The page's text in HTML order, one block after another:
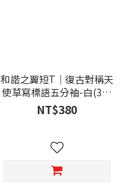
和諧之翼短T｜復古對稱天
使草寫標語五分袖-白(3件
1000)
NT$380